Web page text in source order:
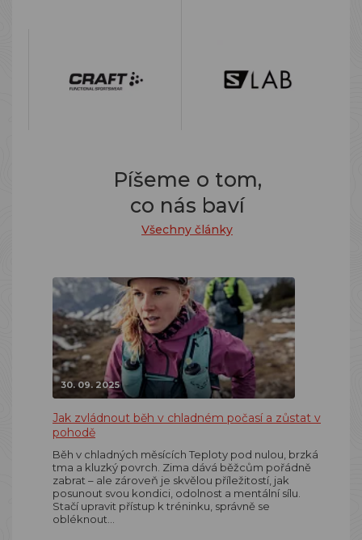
Píšeme o tom,
co nás baví
Všechny články
30. 09. 2025
Jak zvládnout běh v chladném počasí a zůstat v
pohodě
Běh v chladných měsících Teploty pod nulou, brzká
tma a kluzký povrch. Zima dává běžcům pořádně
zabrat – ale zároveň je skvělou příležitostí, jak
posunout svou kondici, odolnost a mentální sílu.
Stačí upravit přístup k tréninku, správně se
obléknout…